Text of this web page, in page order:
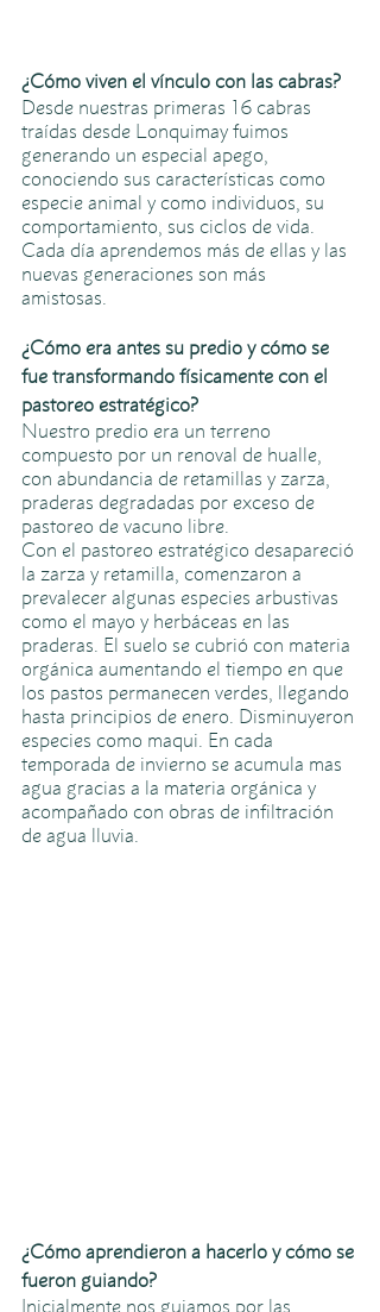
¿Cómo viven el vínculo con las cabras?
Desde nuestras primeras 16 cabras
traídas desde Lonquimay fuimos
generando un especial apego,
conociendo sus características como
especie animal y como individuos, su
comportamiento, sus ciclos de vida.
Cada día aprendemos más de ellas y las
nuevas generaciones son más
amistosas.
¿Cómo era antes su predio y cómo se
fue transformando físicamente con el
pastoreo estratégico?
Nuestro predio era un terreno
compuesto por un renoval de hualle,
con abundancia de retamillas y zarza,
praderas degradadas por exceso de
pastoreo de vacuno libre.
Con el pastoreo estratégico desapareció
la zarza y retamilla, comenzaron a
prevalecer algunas especies arbustivas
como el mayo y herbáceas en las
praderas. El suelo se cubrió con materia
orgánica aumentando el tiempo en que
los pastos permanecen verdes, llegando
hasta principios de enero. Disminuyeron
especies como maqui. En cada
temporada de invierno se acumula mas
agua gracias a la materia orgánica y
acompañado con obras de infiltración
de agua lluvia.
¿Cómo aprendieron a hacerlo y cómo se
fueron guiando?
Inicialmente nos guiamos por las